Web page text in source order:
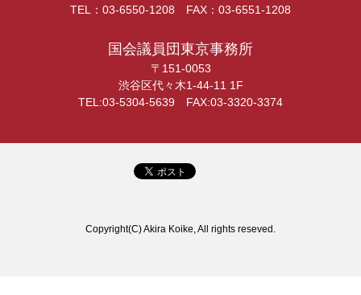
TEL：03-6550-1208 FAX：03-6551-1208
国会議員団東京事務所
〒151-0053
渋谷区代々木1-44-11 1F
TEL:03-5304-5639 FAX:03-3320-3374
Copyright(C) Akira Koike, All rights reseved.